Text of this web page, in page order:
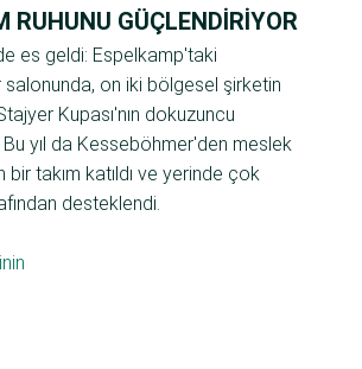
RUHUNU GÜÇLENDIRIYOR
es geldi: Espelkamp'taki
salonunda, on iki bölgesel şirketin
Kupası'nın dokuzuncu
Bu yıl da Kesseböhmer'den meslek
bir takım katıldı ve yerinde çok
desteklendi.